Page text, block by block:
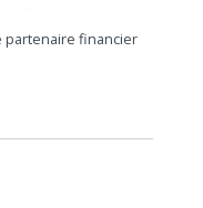
partenaire financier